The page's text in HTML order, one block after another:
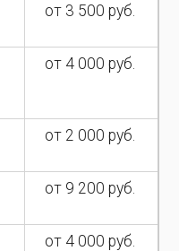
от 3 500 руб.
от 4 000 руб.
от 2 000 руб.
от 9 200 руб.
от 4 000 руб.